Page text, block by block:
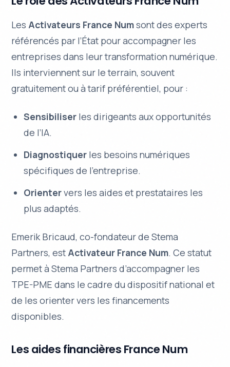
Les Activateurs France Numsont des experts
référencés par l’État pour accompagner les
entreprises dans leur transformation numérique.
Ils interviennent sur le terrain, souvent
gratuitement ou à tarif préférentiel, pour :
Sensibiliser les dirigeants aux opportunités
de l’IA.
Diagnostiquer les besoins numériques
spécifiques de l’entreprise.
Orientervers les aides et prestataires les
plus adaptés.
Emerik Bricaud, co-fondateur de Stema
Partners, est Activateur France Num. Ce statut
permet à Stema Partners d’accompagner les
TPE-PME dans le cadre du dispositif national et
de les orienter vers les financements
disponibles.
Les aides financières France Num